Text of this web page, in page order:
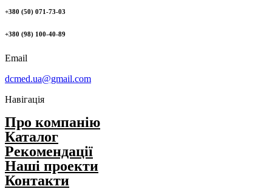
+380 (50) 071-73-03
+380 (98) 100-40-89
Email
dcmed.ua@gmail.com
Навігація
Про компанію
Каталог
Рекомендації
Нашi проекти
Контакти